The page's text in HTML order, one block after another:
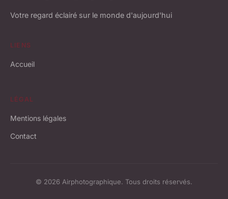
Votre regard éclairé sur le monde d'aujourd'hui
LIENS
Accueil
LÉGAL
Mentions légales
Contact
© 2026 Airphotographique. Tous droits réservés.